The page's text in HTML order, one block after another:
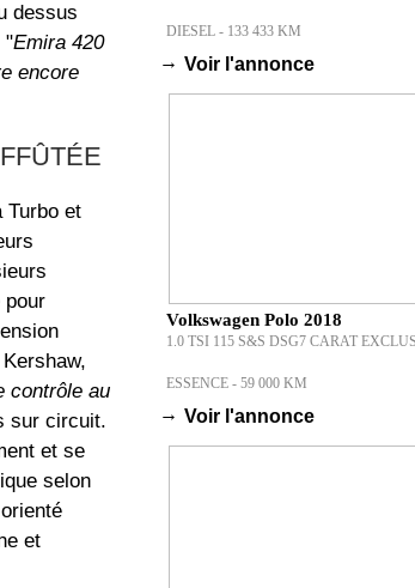
dessus
"Emira 420
encore
Turbo et
pour
contrôle au
sur circuit.
et se
selon
et
DIESEL - 133 433 KM
→ Voir l'annonce
Volkswagen Polo 2018
1.0 TSI 115 S&S DSG7 CARAT
ESSENCE - 59 000 KM
→ Voir l'annonce